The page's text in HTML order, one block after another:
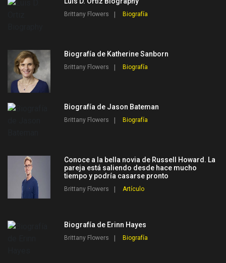
Brittany Flowers Biografía
Biografía de Katherine Sanborn
Brittany Flowers Biografía
Biografía de Jason Bateman
Brittany Flowers Biografía
Conoce a la bella novia de Russell Howard. La
pareja está saliendo desde hace mucho
tiempo y podría casarse pronto
Brittany Flowers Artículo
Biografía de Erinn Hayes
Brittany Flowers Biografía